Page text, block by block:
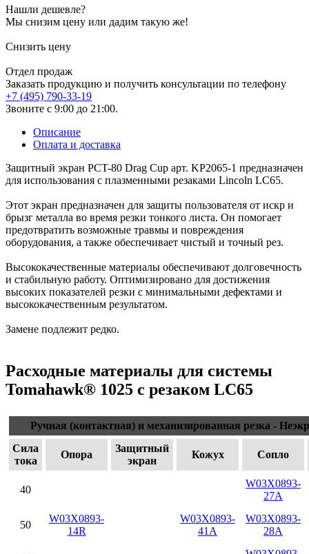
Нашли дешевле?
Мы снизим цену или дадим такую же!
Снизить цену
Отдел продаж
Заказать продукцию и получить консультации по телефону
+7 (495) 790-33-19
Звоните с 9:00 до 21:00.
Описание
Оплата и доставка
Защитный экран PCT-80 Drag Cup арт. KP2065-1 предназначен
для использования с плазменными резаками Lincoln LC65.
Этот экран предназначен для защиты пользователя от искр и
брызг металла во время резки тонкого листа. Он помогает
предотвратить возможные травмы и повреждения
оборудования, а также обеспечивает чистый и точный рез.
Высококачественные материалы обеспечивают долговечность
и стабильную работу. Оптимизировано для достижения
высоких показателей резки с минимальными дефектами и
высококачественным результатом.
Замене подлежит редко.
Расходные материалы для системы
Tomahawk® 1025 с резаком LC65
Ручная (контактная) и механизированная резка -
Сила
тока
Опора
Защитный
экран
Кожух Сопло
40
W03X0893-
14R
W03X0893-
41A
W03X0893-
27A
50
W03X0893-
28A